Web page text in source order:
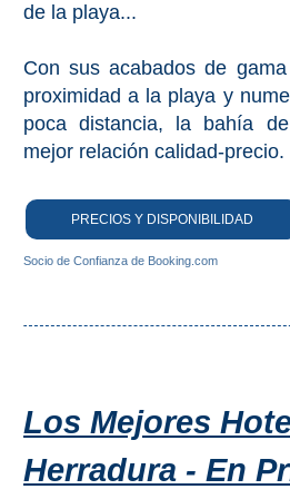
➜
Buscar
Hoteles
via
Booking.com
Villas y
via
Vrbo.com
Vuelos
Visitas
via
Discovercars.com
via
de la playa...
Con sus acabados de
proximidad a la playa y
poca distancia, la bahía
mejor relación calidad-precio.
PRECIOS Y DISPONIBILIDAD
Socio de Confianza de Booking.com
Los Mejores
Herradura - En